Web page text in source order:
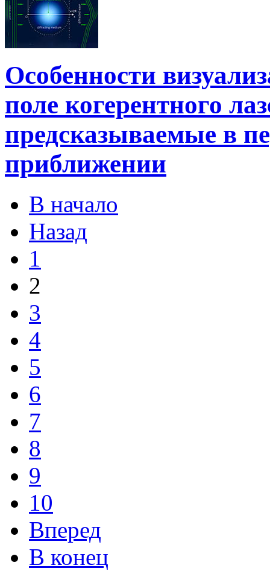
Особенности
поле когерентного
предсказываемые в
приближении
В начало
Назад
1
2
3
4
5
6
7
8
9
10
Вперед
В конец